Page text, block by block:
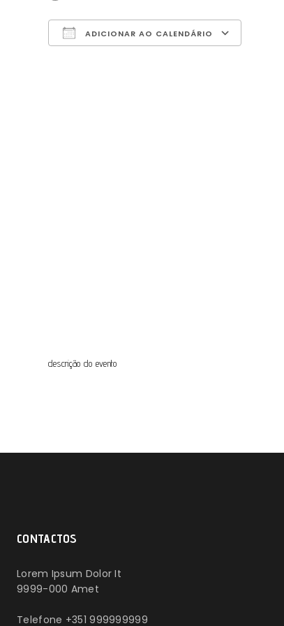
ADICIONAR AO CALENDÁRIO
descrição do evento
CONTACTOS
Lorem Ipsum Dolor It
9999-000 Amet
Telefone +351 999999999